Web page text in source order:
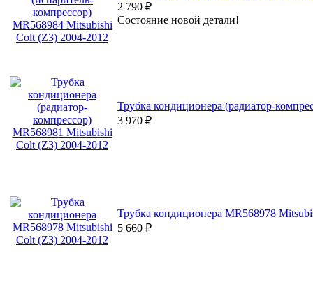
2 790 ₽
Состояние новой детали!
Трубка кондиционера (радиатор-
3 970 ₽
Трубка кондиционера MR568978
5 660 ₽